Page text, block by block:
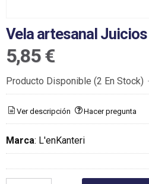
Vela artesanal
5,85 €
Producto Disponible (2 En Stock)
Ver descripción Hacer pregunta
Marca: L'enKanteri